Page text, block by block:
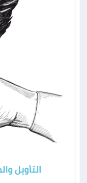
التأويل